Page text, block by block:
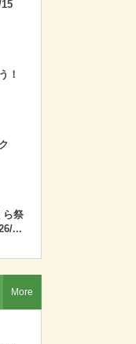
！
ら祭
...
More